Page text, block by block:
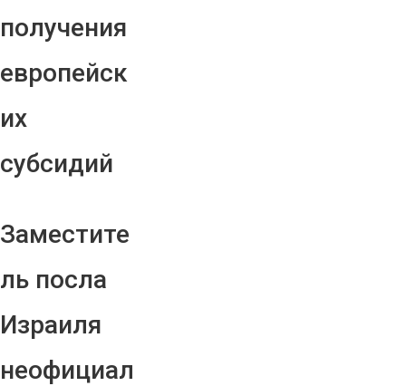
получения
европейск
их
субсидий
Заместите
ль посла
Израиля
неофициал